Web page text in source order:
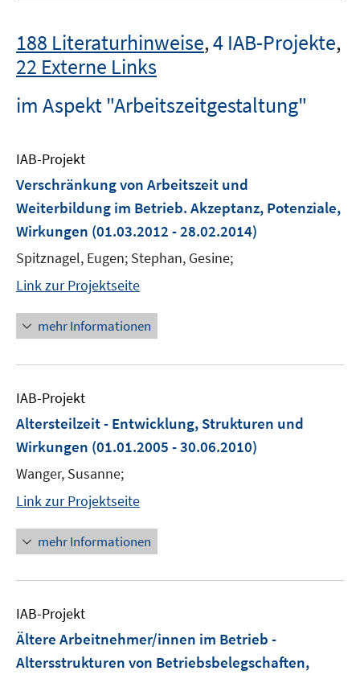
188 Literaturhinweise,4 IAB-Projekte,
22 Externe Links
im Aspekt "Arbeitszeitgestaltung"
IAB-Projekt
Verschränkung von Arbeitszeit und
Weiterbildung im Betrieb. Akzeptanz, Potenziale,
Wirkungen (01.03.2012 - 28.02.2014)
Spitznagel, Eugen; Stephan, Gesine;
Link zur Projektseite
mehr Informationen
IAB-Projekt
Altersteilzeit - Entwicklung, Strukturen und
Wirkungen (01.01.2005 - 30.06.2010)
Wanger, Susanne;
Link zur Projektseite
mehr Informationen
IAB-Projekt
Ältere Arbeitnehmer/innen im Betrieb -
Altersstrukturen von Betriebsbelegschaften,